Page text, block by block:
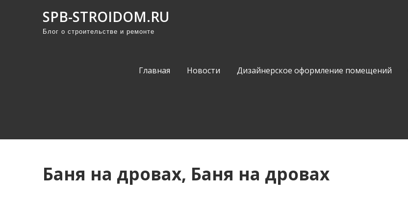
SPB-STROIDOM.RU
Блог о строительстве и ремонте
Главная Новости Дизайнерское оформление помещений
Баня на дровах, Баня на дровах